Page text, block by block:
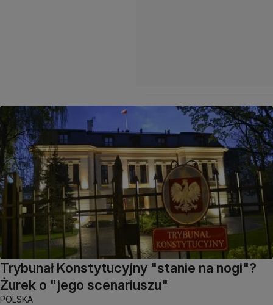
Trybunał Konstytucyjny "stanie na nogi"?
Żurek o "jego scenariuszu"
POLSKA